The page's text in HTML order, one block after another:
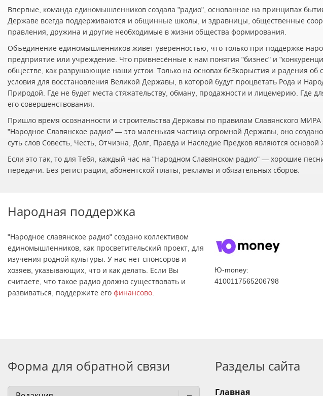
Впервые, команда единомышленников создала "радио", основанное на принципах
Державе всегда поддерживаются и общинные школы, и здравницы, общественные
правления, дружина и другие необходимые в жизни общества формирования.
Объединение единомышленников живёт уверенностью, что только при поддержке
предприятие или учреждение. Что привнесённые к нам понятия "бизнес" и
обществе, как разрушающие наши устои. Только на основах беЗкорыстия и радения об
условия для восстановления Великой Державы, в которой будут процветать Рода и
Природой. Где не будет места стяжательству, обману, продажности и лицемерию. Где
его совершенствования.
Пришло время осознанности и строительства Державы по правилам Славянского МИРА
"Народное Славянское радио" — это маленькая частица огромной Державы, оно
суть слов Совесть, Честь, Отчизна, Долг, Правда и Наследие Предков являются основой
Если это так, то для Тебя, каждый час на "Народном Славянском радио" — хорошие
передачи. Без регистрации, абонентской платы, рекламы и обязательных сборов.
Народная поддержка
"Народное славянское радио" создано коллективом
единомышленников, как просветительский проект, для
изучения родной культуры. У нас нет спонсоров и
хозяев, указывающих, что и как делать. Если Вы
считаете, что такое радио должно существовать и
развиваться, поддержите его финансово
Ю-money:
4100117565206798
Форма для обратной связи Разделы сайта
Главная